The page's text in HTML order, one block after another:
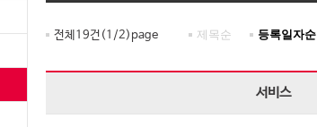
전체 19건(1 /2)page 제목순 등록일자순
서비스